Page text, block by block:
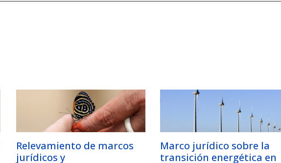
Relevamiento de marcos
jurídicos y
Marco jurídico sobre la
transición energética en